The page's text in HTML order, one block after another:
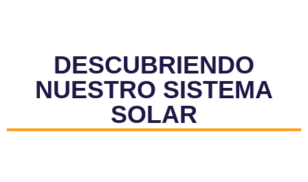
DESCUBRIENDO
NUESTRO SISTEMA
SOLAR